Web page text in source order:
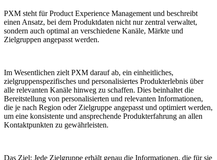
PXM steht für Product Experience Management und beschreibt
einen Ansatz, bei dem Produktdaten nicht nur zentral verwaltet,
sondern auch optimal an verschiedene Kanäle, Märkte und
Zielgruppen angepasst werden.
Im Wesentlichen zielt PXM darauf ab, ein einheitliches,
zielgruppenspezifisches und personalisiertes Produkterlebnis über
alle relevanten Kanäle hinweg zu schaffen. Dies beinhaltet die
Bereitstellung von personalisierten und relevanten Informationen,
die je nach Region oder Zielgruppe angepasst und optimiert werden,
um eine konsistente und ansprechende Produkterfahrung an allen
Kontaktpunkten zu gewährleisten.
Das Ziel: Jede Zielgruppe erhält genau die Informationen, die für sie